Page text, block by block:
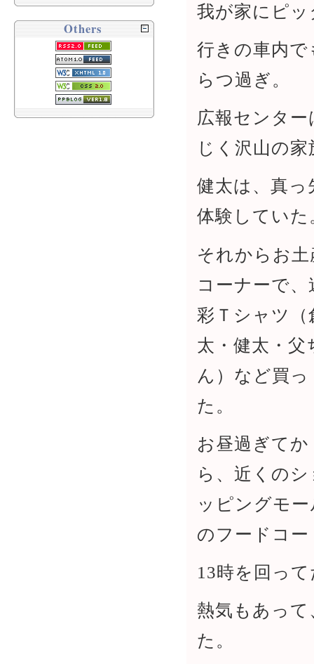
我が家にピ
行きの車内
らつ過ぎ。
広報センタ
じく沢山の
健太は、真
体験していた
それからお土
コーナーで、
彩Ｔシャツ（
太・健太・父
ん）など買っ
た。
お昼過ぎてか
ら、近くのシ
ッピングモー
のフードコ
13時を回っ
熱気もあっ
た。
Others